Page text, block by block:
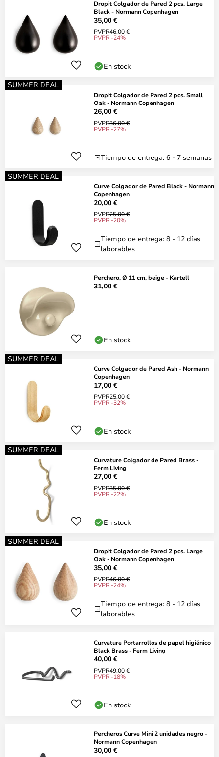
Dropit Colgador de Pared 2 pcs. Large
Black - Normann Copenhagen
35,00 €
PVPR46,00 €
PVPR -24%
En stock
SUMMER DEAL
Dropit Colgador de Pared 2 pcs. Small
Oak - Normann Copenhagen
26,00 €
PVPR36,00 €
PVPR -27%
Tiempo de entrega: 6 - 7 semanas
SUMMER DEAL
Curve Colgador de Pared Black - Normann
Copenhagen
20,00 €
PVPR25,00 €
PVPR -20%
Tiempo de entrega: 8 - 12 días
laborables
Perchero, Ø 11 cm, beige - Kartell
31,00 €
En stock
SUMMER DEAL
Curve Colgador de Pared Ash - Normann
Copenhagen
17,00 €
PVPR25,00 €
PVPR -32%
En stock
SUMMER DEAL
Curvature Colgador de Pared Brass -
Ferm Living
27,00 €
PVPR35,00 €
PVPR -22%
En stock
SUMMER DEAL
Dropit Colgador de Pared 2 pcs. Large
Oak - Normann Copenhagen
35,00 €
PVPR46,00 €
PVPR -24%
Tiempo de entrega: 8 - 12 días
laborables
Curvature Portarrollos de papel higiénico
Black Brass - Ferm Living
40,00 €
PVPR49,00 €
PVPR -18%
En stock
Percheros Curve Mini 2 unidades negro -
Normann Copenhagen
30,00 €